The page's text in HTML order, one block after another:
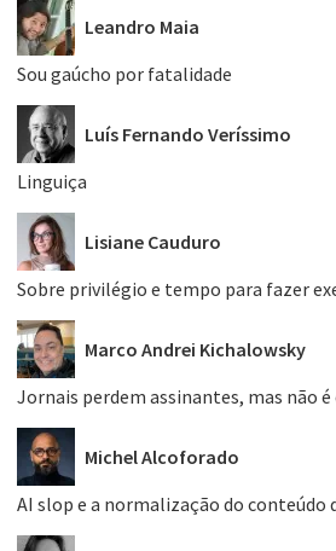
Leandro Maia
Sou gaúcho por fatalidade
Luís Fernando Veríssimo
Linguiça
Lisiane Cauduro
Sobre privilégio e tempo para fazer
Marco Andrei Kichalowsky
Jornais perdem assinantes, mas não é
Michel Alcoforado
AI slop e a normalização do conteúdo